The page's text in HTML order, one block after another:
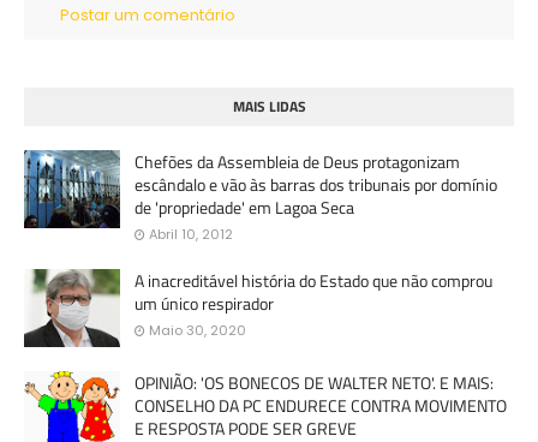
Postar um comentário
MAIS LIDAS
Chefões da Assembleia de Deus protagonizam
escândalo e vão às barras dos tribunais por domínio
de 'propriedade' em Lagoa Seca
Abril 10, 2012
A inacreditável história do Estado que não comprou
um único respirador
Maio 30, 2020
OPINIÃO: 'OS BONECOS DE WALTER NETO'. E MAIS:
CONSELHO DA PC ENDURECE CONTRA MOVIMENTO
E RESPOSTA PODE SER GREVE